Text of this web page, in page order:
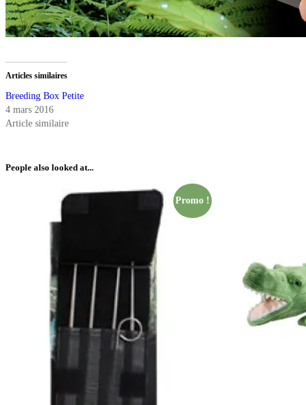
Articles similaires
Breeding Box Petite
4 mars 2016
Article similaire
People also looked at...
Promo !